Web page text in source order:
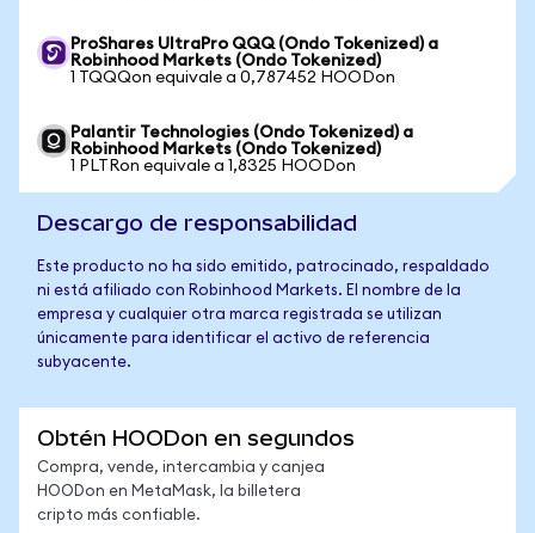
ProShares UltraPro QQQ (Ondo Tokenized) a
Robinhood Markets (Ondo Tokenized)
1 TQQQon equivale a 0,787452 HOODon
Palantir Technologies (Ondo Tokenized) a
Robinhood Markets (Ondo Tokenized)
1 PLTRon equivale a 1,8325 HOODon
Descargo de responsabilidad
Este producto no ha sido emitido, patrocinado, respaldado
ni está afiliado con Robinhood Markets. El nombre de la
empresa y cualquier otra marca registrada se utilizan
únicamente para identificar el activo de referencia
subyacente.
Obtén HOODon en segundos
Compra, vende, intercambia y canjea
HOODon en MetaMask, la billetera
cripto más confiable.